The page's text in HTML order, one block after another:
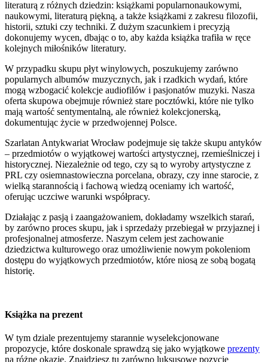
literaturą z różnych dziedzin: książkami popularnonaukowymi,
naukowymi, literaturą piękną, a także książkami z zakresu filozofii,
historii, sztuki czy techniki. Z dużym szacunkiem i precyzją
dokonujemy wycen, dbając o to, aby każda książka trafiła w ręce
kolejnych miłośników literatury.
W przypadku skupu płyt winylowych, poszukujemy zarówno
popularnych albumów muzycznych, jak i rzadkich wydań, które
mogą wzbogacić kolekcje audiofilów i pasjonatów muzyki. Nasza
oferta skupowa obejmuje również stare pocztówki, które nie tylko
mają wartość sentymentalną, ale również kolekcjonerską,
dokumentując życie w przedwojennej Polsce.
Szarlatan Antykwariat Wrocław podejmuje się także skupu antyków
– przedmiotów o wyjątkowej wartości artystycznej, rzemieślniczej i
historycznej. Niezależnie od tego, czy są to wyroby artystyczne z
PRL czy osiemnastowieczna porcelana, obrazy, czy inne starocie, z
wielką starannością i fachową wiedzą oceniamy ich wartość,
oferując uczciwe warunki współpracy.
Działając z pasją i zaangażowaniem, dokładamy wszelkich starań,
by zarówno proces skupu, jak i sprzedaży przebiegał w przyjaznej i
profesjonalnej atmosferze. Naszym celem jest zachowanie
dziedzictwa kulturowego oraz umożliwienie nowym pokoleniom
dostępu do wyjątkowych przedmiotów, które niosą ze sobą bogatą
historię.
Książka na prezent
W tym dziale prezentujemy starannie wyselekcjonowane
propozycje, które doskonale sprawdzą się jako wyjątkowe prezenty
na różne okazje. Znajdziesz tu zarówno luksusowe pozycje